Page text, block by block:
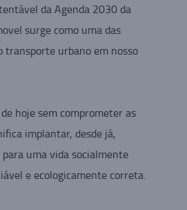
da Agenda 2030 da
surge como uma das
transporte urbano em nosso
hoje sem comprometer as
implantar, desde já,
uma vida socialmente
e ecologicamente correta.